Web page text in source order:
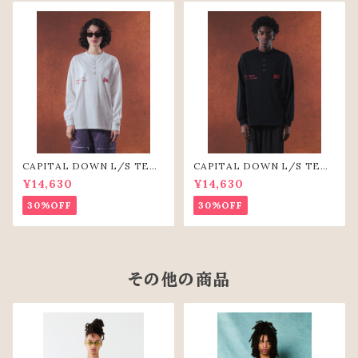
CAPITAL DOWN L/S TEE
（WHT）
¥14,630
30%OFF
CAPITAL DOWN L/S TEE
(BLK)
¥14,630
30%OFF
その他の商品